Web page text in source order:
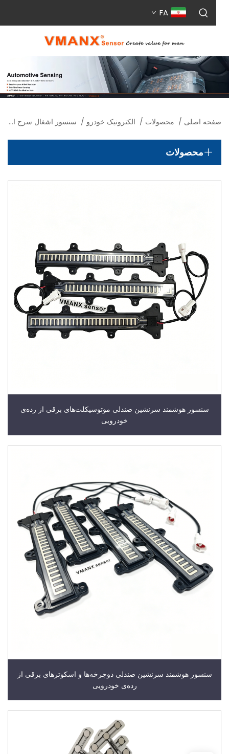
FA
اصلی/ محصولات/الکترونیک خودرو/ سنسور اشغال سرج الکتریکی موتوسیکلت
محصولات
سنسور هوشمند سرنشین صندلی موتوسیکلت‌های برقی از رده‌ی
خودرویی
سنسور هوشمند سرنشین صندلی دوچرخه‌ها و اسکوترهای برقی از
رده‌ی خودرویی